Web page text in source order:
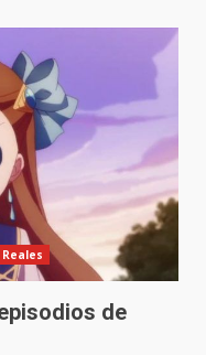
Reales
de